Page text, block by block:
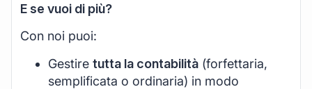
E se vuoi di più?
Con noi puoi:
Gestire tutta la contabilità (forfettaria,
semplificata o ordinaria) in modo